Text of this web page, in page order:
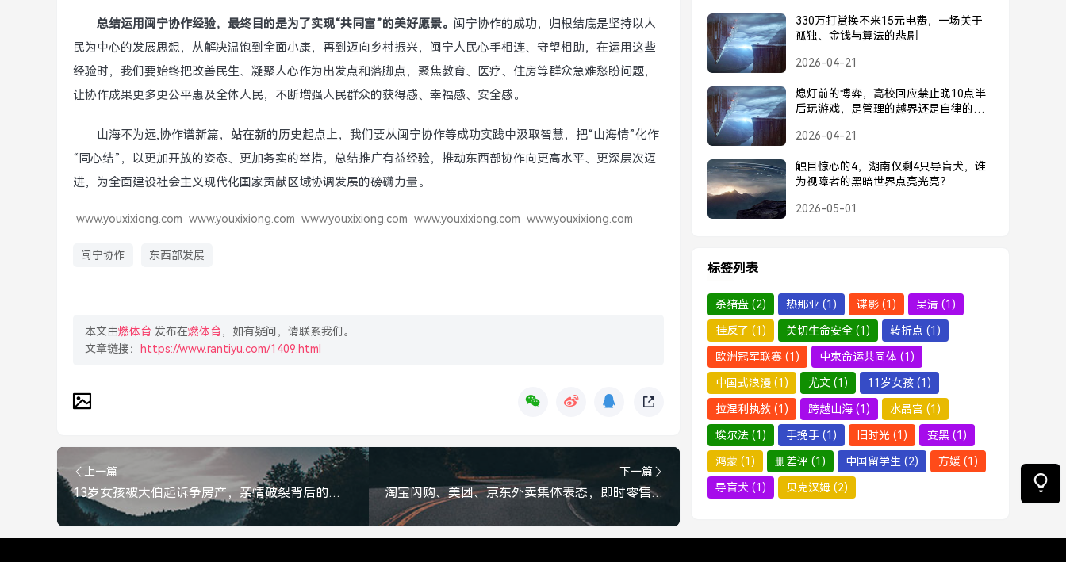
总结运用闽宁协作经验，最终目的是为了实现“共同富”的美好愿景。 闽宁协作的成功，归根结底是坚持以人
民为中心的发展思想，从解决温饱到全面小康，再到迈向乡村振兴，闽宁人民心手相连、守望相助，在运用这些
经验时，我们要始终把改善民生、凝聚人心作为出发点和落脚点，聚焦教育、医疗、住房等群众急难愁盼问题，
让协作成果更多更公平惠及全体人民，不断增强人民群众的获得感、幸福感、安全感。
山海不为远,协作谱新篇，站在新的历史起点上，我们要从闽宁协作等成功实践中汲取智慧，把“山海情”化作
“同心结”，以更加开放的姿态、更加务实的举措，总结推广有益经验，推动东西部协作向更高水平、更深层次迈
进，为全面建设社会主义现代化国家贡献区域协调发展的磅礴力量。
www.youxixiong.com www.youxixiong.com www.youxixiong.com www.youxixiong.com www.youxixiong.com
闽宁协作 东西部发展
本文由燃体育 发布在燃体育，如有疑问，请联系我们。
文章链接：
https://www.rantiyu.com/1409.html
上一篇
13岁女孩被大伯起诉争房产，亲情破裂背后的法律与人性博弈，13岁女孩被大伯起诉争房产，亲情撕裂背后的法律与人性博弈
下一篇
淘宝闪购、美团、京东外卖集体表态，即时零售下半场，谁主沉浮？淘宝闪购、美团、京东外卖齐聚，即时零售下半场谁主沉浮？
330万打赏换不来15元电费，一场关于
孤独、金钱与算法的悲剧
2026-04-21
熄灯前的博弈，高校回应禁止晚10点半
后玩游戏，是管理的越界还是自律的呼
2026-04-21
触目惊心的4，湖南仅剩4只导盲犬，谁
为视障者的黑暗世界点亮光亮？
2026-05-01
标签列表
杀猪盘 (2) 热那亚 (1) 谍影 (1) 吴清 (1)
挂反了 (1) 关切生命安全 (1) 转折点 (1)
欧洲冠军联赛 (1) 中柬命运共同体 (1)
中国式浪漫 (1) 尤文 (1) 11岁女孩 (1)
拉涅利执教 (1) 跨越山海 (1) 水晶宫 (1)
埃尔法 (1) 手挽手 (1) 旧时光 (1) 变黑 (1)
鸿蒙 (1) 删差评 (1) 中国留学生 (2) 方媛 (1)
导盲犬 (1) 贝克汉姆 (2)